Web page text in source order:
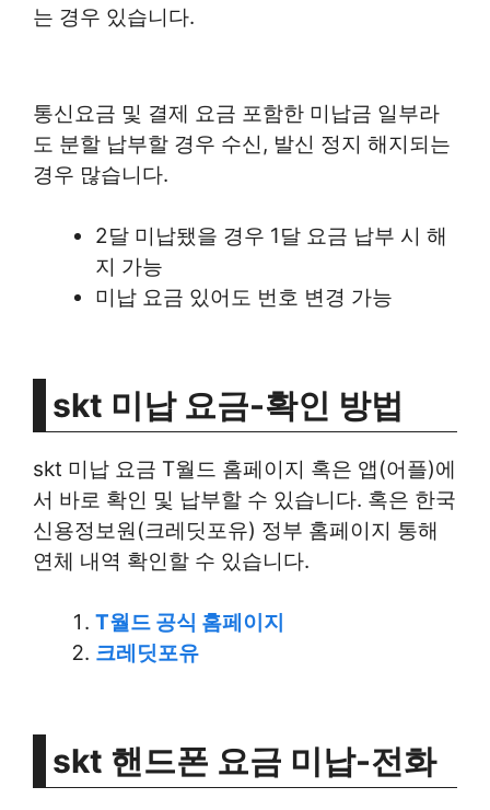
는 경우 있습니다.
통신요금 및 결제 요금 포함한 미납금 일부라
도 분할 납부할 경우 수신, 발신 정지 해지되는
경우 많습니다.
2달 미납됐을 경우 1달 요금 납부 시 해
지 가능
미납 요금 있어도 번호 변경 가능
skt 미납 요금-확인 방법
skt 미납 요금 T월드 홈페이지 혹은 앱(어플)에
서 바로 확인 및 납부할 수 있습니다. 혹은 한국
신용정보원(크레딧포유) 정부 홈페이지 통해
연체 내역 확인할 수 있습니다.
T월드 공식 홈페이지
크레딧포유
skt 핸드폰 요금 미납-전화